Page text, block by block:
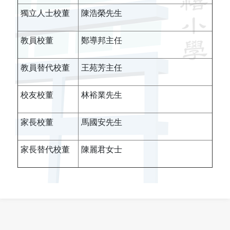
獨立人士校董 陳浩榮先生
教員校董 鄭導邦主任
教員替代校董 王苑芳主任
校友校董 林裕業先生
家長校董 馬國安先生
家長替代校董 陳麗君女士